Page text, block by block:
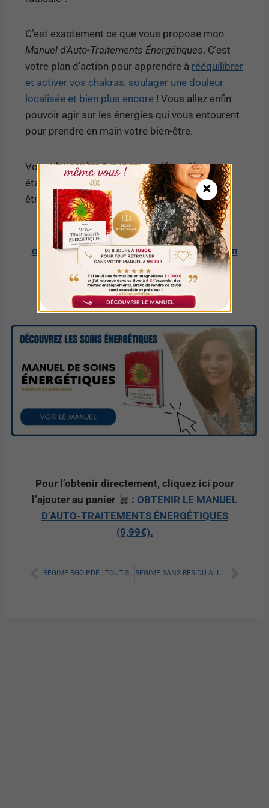
C’est exactement ce que vous propose mon
Manuel d’Auto-Traitements Énergétiques. C’est
votre plan d’action pour apprendre à rééquilibrer
et activer vos chakras, soulager une douleur
localisée et bien plus encore ! Vous allez enfin
pouvoir agir sur les énergies qui vous entourent
pour prendre en main votre bien-être.
Vous n’avez plus à rester passif/ve. Chaque
étape du manuel vous rapprochera d’un bien-
être plus profond et durable.
Cliquez ici pour en savoir plus sur cet
ouvrage et commencer votre transformation
personnelle.
Pour l’obtenir directement, cliquez ici pour
l’ajouter au panier
: OBTENIR LE MANUEL
D’AUTO-TRAITEMENTS ÉNERGÉTIQUES
(9,99€).
REGIME RGO PDF : TOUT SAVOIR REGIME SANS RESIDU ALIMENT INTERDIT: TOUT SAVOIR
×